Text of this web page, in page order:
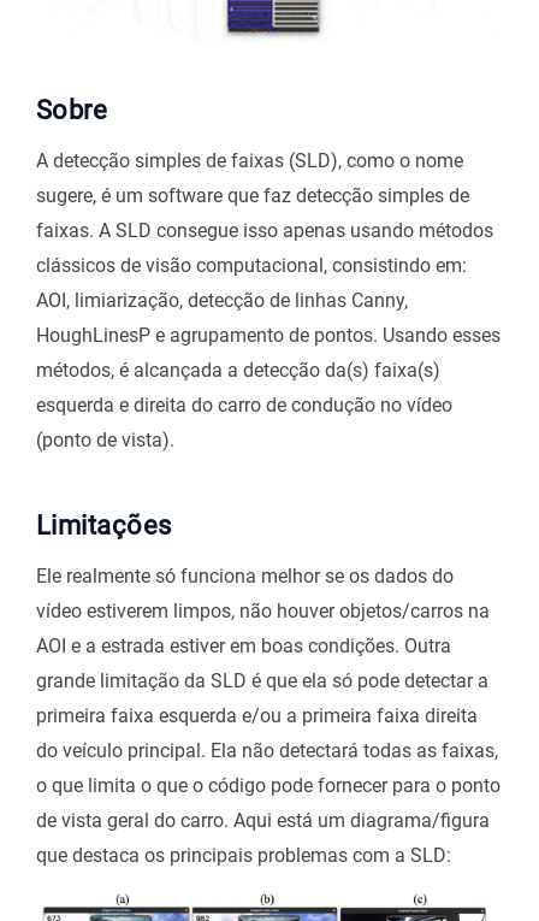
Sobre
A detecção simples de faixas (SLD), como o nome
sugere, é um software que faz detecção simples de
faixas. A SLD consegue isso apenas usando métodos
clássicos de visão computacional, consistindo em:
AOI, limiarização, detecção de linhas Canny,
HoughLinesP e agrupamento de pontos. Usando esses
métodos, é alcançada a detecção da(s) faixa(s)
esquerda e direita do carro de condução no vídeo
(ponto de vista).
Limitações
Ele realmente só funciona melhor se os dados do
vídeo estiverem limpos, não houver objetos/carros na
AOI e a estrada estiver em boas condições. Outra
grande limitação da SLD é que ela só pode detectar a
primeira faixa esquerda e/ou a primeira faixa direita
do veículo principal. Ela não detectará todas as faixas,
o que limita o que o código pode fornecer para o ponto
de vista geral do carro. Aqui está um diagrama/figura
que destaca os principais problemas com a SLD: